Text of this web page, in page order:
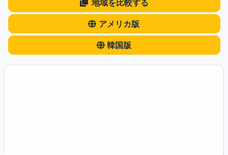
地域を比較する
アメリカ版
韓国版